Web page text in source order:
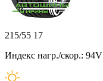
215/55 17
Индекс нагр./скор.: 94V